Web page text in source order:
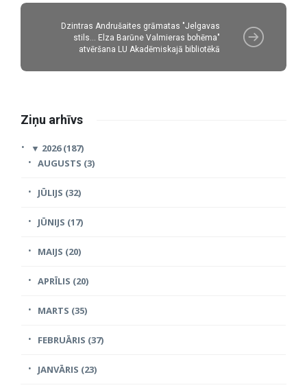
Dzintras Andrušaites grāmatas "Jelgavas
stils... Elza Barūne Valmieras bohēma"
atvēršana LU Akadēmiskajā bibliotēkā
Ziņu arhīvs
▼ 2026 (187)
AUGUSTS (3)
JŪLIJS (32)
JŪNIJS (17)
MAIJS (20)
APRĪLIS (20)
MARTS (35)
FEBRUĀRIS (37)
JANVĀRIS (23)